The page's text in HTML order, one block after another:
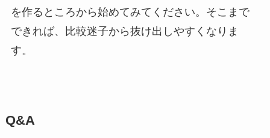
を作るところから始めてみてください。そこまで
できれば、比較迷子から抜け出しやすくなりま
す。
Q&A